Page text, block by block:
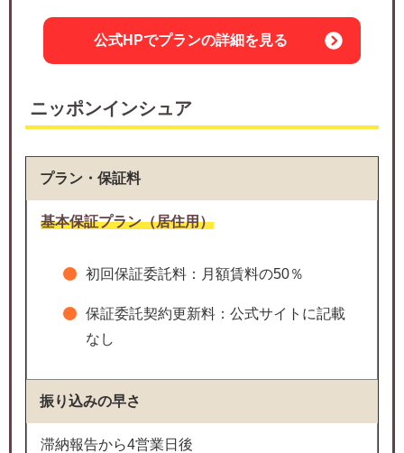
公式HPでプランの詳細を見る
ニッポンインシュア
プラン・保証料
基本保証プラン（居住用）
初回保証委託料：月額賃料の50％
保証委託契約更新料：公式サイトに記載
なし
振り込みの早さ
滞納報告から4営業日後